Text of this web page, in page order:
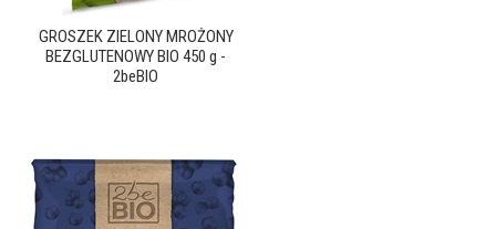
GROSZEK ZIELONY MROŻONY
BEZGLUTENOWY BIO 450 g -
2beBIO